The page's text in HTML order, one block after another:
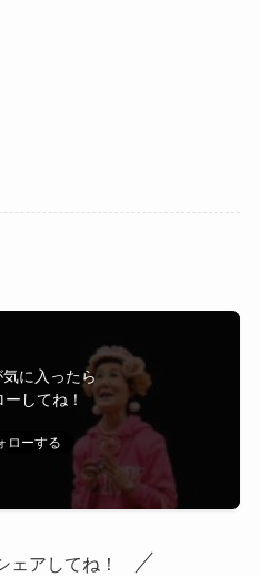
に入ったら
してね！
ェアしてね！